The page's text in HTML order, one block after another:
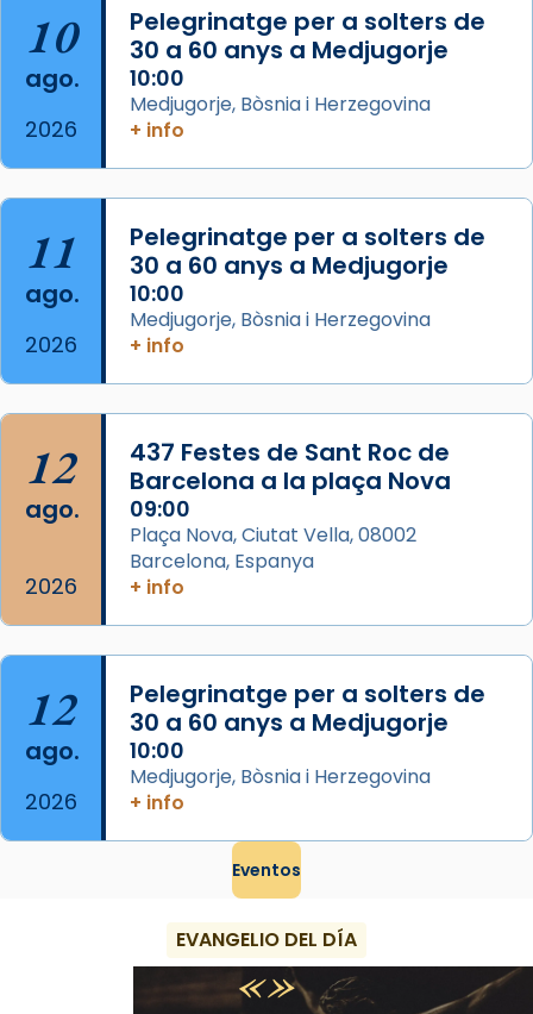
Arquebisbat de Barcelona
2 weeks ago
Memòria de les santes Juliana i
Acompanyant la història de sant Cugat, a
partir de l’Edat Mitjana sorgeix la tradició
que les santes Juliana (“relatiu a Júlia”) i
Semproniana (“relatiu a Semprònia =
eterna”) són deixebles seves. I l’any 1667, el
frare Joan Gaspar Roig, afirma en una obra
que les santes són filles de l’antiga Iluro.
Mataró en reivindicarà les relíq
Foto
View on Facebook · Share
10
ago.
2026
Pelegrinatge per a solters de
30 a 60 anys a Medjugorje
10:00
Medjugorje, Bòsnia i Herzegovina
+ info
11
ago.
2026
Pelegrinatge per a solters de
30 a 60 anys a Medjugorje
10:00
Medjugorje, Bòsnia i Herzegovina
+ info
12
ago.
2026
437 Festes de Sant Roc de
Barcelona a la plaça Nova
09:00
Plaça Nova, Ciutat Vella, 08002
Barcelona, Espanya
+ info
12
ago.
2026
Pelegrinatge per a solters de
30 a 60 anys a Medjugorje
10:00
Medjugorje, Bòsnia i Herzegovina
+ info
Eventos
EVANGELIO DEL DÍA